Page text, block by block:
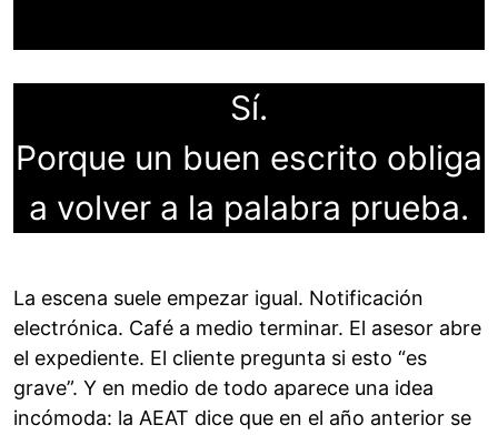
Sí.
Porque un buen escrito obliga
a volver a la palabra prueba.
La escena suele empezar igual. Notificación
electrónica. Café a medio terminar. El asesor abre
el expediente. El cliente pregunta si esto “es
grave”. Y en medio de todo aparece una idea
incómoda: la AEAT dice que en el año anterior se